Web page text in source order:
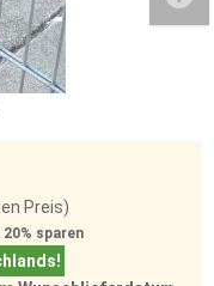
Preis)
sparen